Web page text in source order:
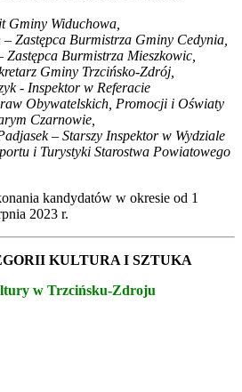
Gminy Widuchowa,
Zastępca Burmistrza Gminy Cedynia,
Burmistrza Mieszkowic,
Gminy Trzcińsko-Zdrój,
- Inspektor w Referacie
Obywatelskich, Promocji i Oświaty
Czarnowie,
– Starszy Inspektor w Wydziale
i Turystyki Starostwa Powiatowego
kandydatów w okresie od 1
2023 r.
KULTURA I SZTUKA
w Trzcińsku-Zdroju